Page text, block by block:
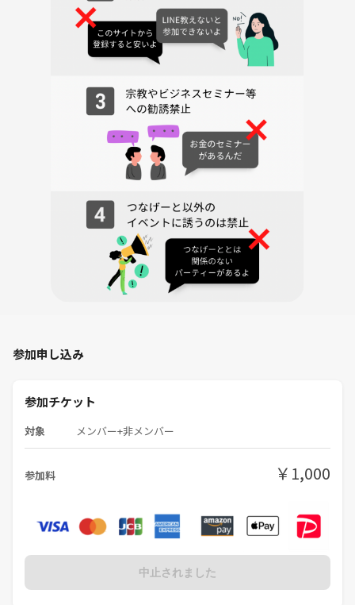
参加申し込み
参加チケット
対象 メンバー+非メンバー
参加料 ￥1,000
中止されました